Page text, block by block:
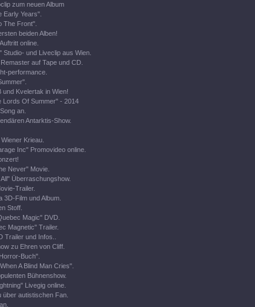
zum neuen Album
Early Years".
The Front".
beiden Alben!
online.
und Liveclip aus Wien.
auf Tape und CD.
performance.
und Kvelertak in Wien!
Lords Of Summer" - 2014
an.
Antarktis-Show.
Krieau.
Inc" Promovideo online.
Never" Movie.
Überraschungshow.
Trailer.
3D-Film und Album.
Stoff.
Magic" DVD.
Magnetic" Trailer.
Trailer und Infos..
zu Ehren von Cliff.
Buch".
A Blind Man Cries".
Bühnenshow.
Livegig online.
autistischen Fan.